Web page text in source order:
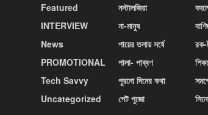
Featured
INTERVIEW
News
PROMOTIONAL
Tech Savvy
Uncategorized
নস্টালজিয়া
না-মানুষ
পায়ের তলায় সর্ষে
পালা- পাব্বণ
পুরনো দিনের কথা
পেট পুজো